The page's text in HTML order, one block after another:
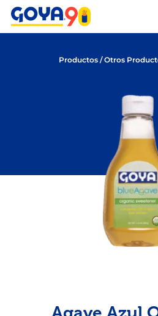
Saltar
Saltar
Productos /Otros